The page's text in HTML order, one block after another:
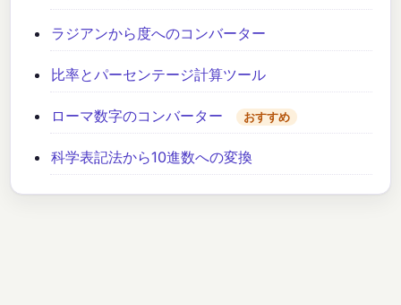
ラジアンから度へのコンバーター
比率とパーセンテージ計算ツール
ローマ数字のコンバーター おすすめ
科学表記法から10進数への変換